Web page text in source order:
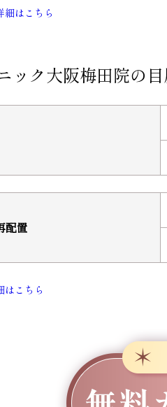
細はこちら
ック大阪梅田院の
配置
はこちら